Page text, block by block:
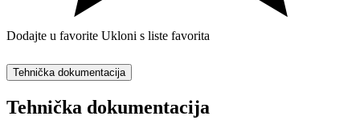
Dodajte u favorite Ukloni s liste favorita
Tehnička dokumentacija
Tehnička dokumentacija